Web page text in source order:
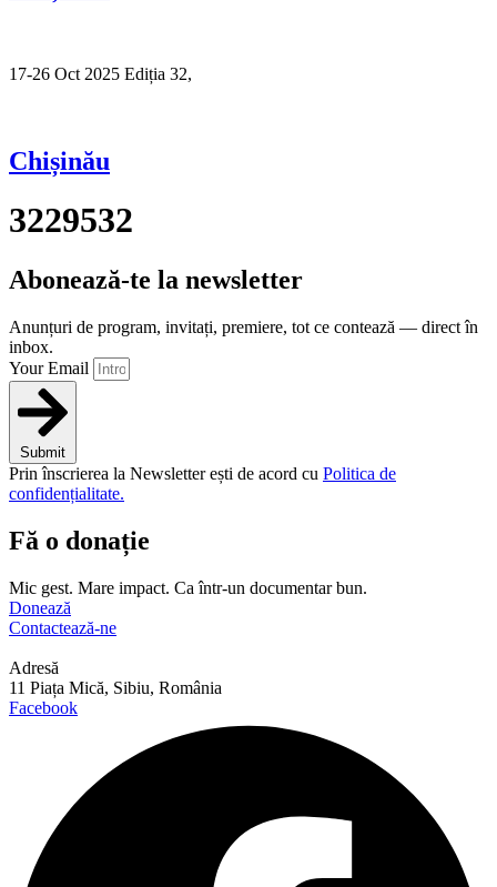
17-26 Oct 2025 Ediția 32,
Chișinău
3229532
Abonează-te la newsletter
Anunțuri de program, invitați, premiere, tot ce contează — direct în
inbox.
Your Email
Submit
Prin înscrierea la Newsletter ești de acord cu Politica de
confidențialitate.
Fă o donație
Mic gest. Mare impact. Ca într-un documentar bun.
Donează
Contactează-ne
Adresă
11 Piața Mică, Sibiu, România
Facebook